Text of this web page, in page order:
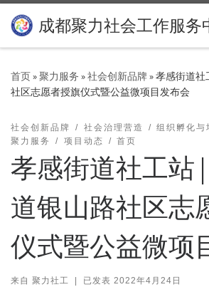
Skip to content
成都聚力社会工作服务
首页»聚力服务 »社会创新品牌 »孝感街道社
社区志愿者授旗仪式暨公益微项目发布会
社会创新品牌 社会治理营造 组织孵化与
聚力服务
项目动态 首页
孝感街道社工站
道银山路社区志
仪式暨公益微项
来自 聚力社工 已发表 2022年4月24日